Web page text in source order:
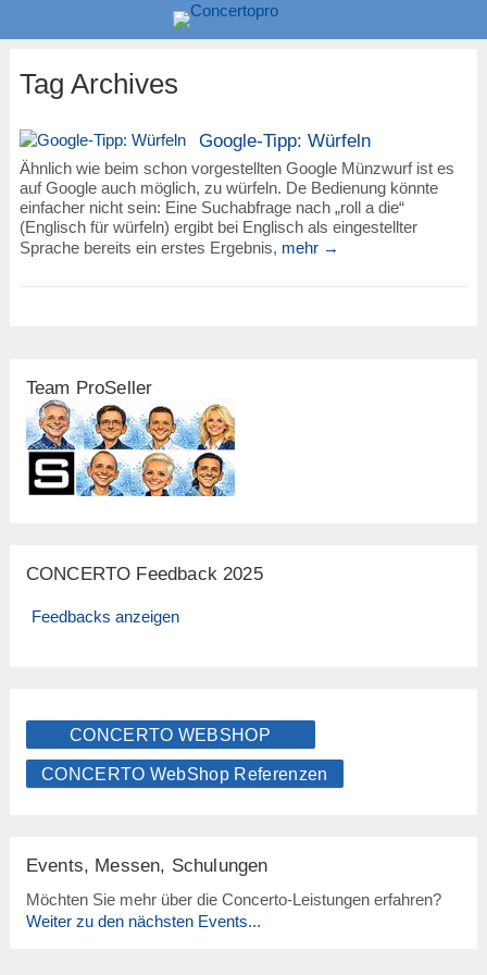
Tag Archives
Google-Tipp: Würfeln
Ähnlich wie beim schon vorgestellten Google Münzwurf ist es
auf Google auch möglich, zu würfeln. De Bedienung könnte
einfacher nicht sein: Eine Suchabfrage nach „roll a die“
(Englisch für würfeln) ergibt bei Englisch als eingestellter
Sprache bereits ein erstes Ergebnis, mehr →
Team ProSeller
CONCERTO Feedback 2025
Feedbacks anzeigen
CONCERTO WEBSHOP
CONCERTO WebShop Referenzen
Events, Messen, Schulungen
Möchten Sie mehr über die Concerto-Leistungen erfahren?
Weiter zu den nächsten Events...